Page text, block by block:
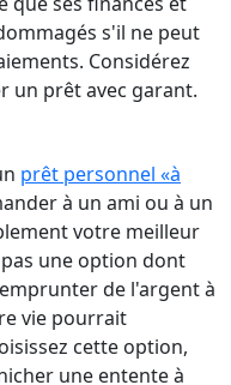
s'il ne peut
Considérez
un prêt avec garant.
prêt personnel «à
à un ami ou à un
votre meilleur
une option dont
de l'argent à
vie pourrait
cette option,
une entente à